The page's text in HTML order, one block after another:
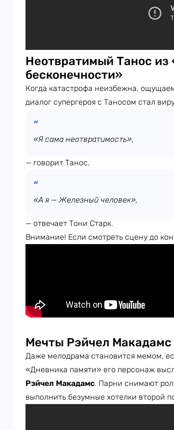
Неотвратимый Танос из
бесконечности»
Когда катастрофа неизбежна,
диалог супергероя с Таносом стал
«Я сама неотвратимость»,
— говорит Танос.
«А я — Железный человек»,
— отвечает Тони Старк.
Внимание! Если смотреть сцену до
Мечты Рэйчел
Даже мелодрама становится мемом,
«Дневника памяти» его персонаж
Рэйчел Макадамс. Парни снимают
выполнить безумные хотелки второй